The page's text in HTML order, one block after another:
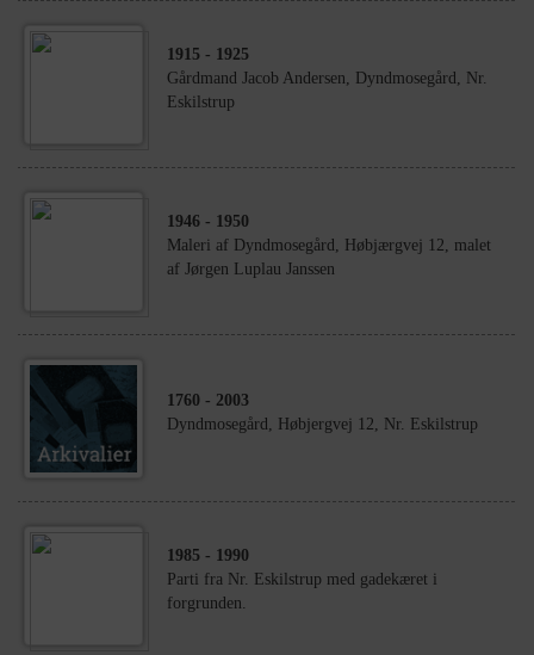
1915 - 1925
Gårdmand Jacob Andersen, Dyndmosegård, Nr.
Eskilstrup
1946 - 1950
Maleri af Dyndmosegård, Høbjærgvej 12, malet
af Jørgen Luplau Janssen
1760 - 2003
Dyndmosegård, Høbjergvej 12, Nr. Eskilstrup
1985 - 1990
Parti fra Nr. Eskilstrup med gadekæret i
forgrunden.